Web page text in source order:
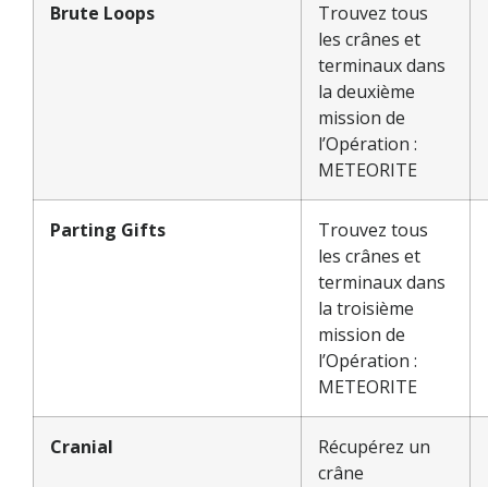
Brute Loops
Trouvez tous
les crânes et
terminaux dans
la deuxième
mission de
l’Opération :
METEORITE
Parting Gifts
Trouvez tous
les crânes et
terminaux dans
la troisième
mission de
l’Opération :
METEORITE
Cranial
Récupérez un
crâne